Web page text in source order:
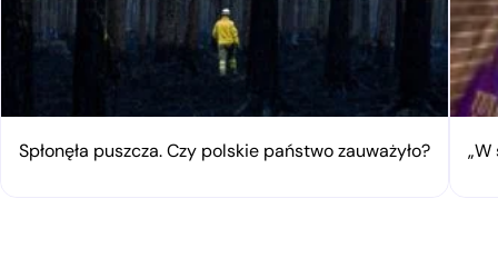
Spłonęła puszcza. Czy polskie państwo zauważyło?